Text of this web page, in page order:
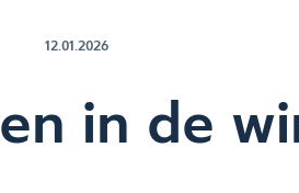
12.01.2026
in de